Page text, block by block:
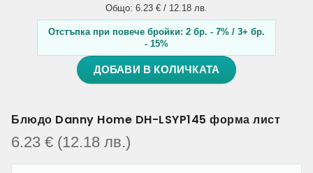
Общо: 6.23 € / 12.18 лв.
Отстъпка при повече бройки: 2 бр. - 7% / 3+ бр.
- 15%
ДОБАВИ В КОЛИЧКАТА
Блюдо Danny Home DH-LSYP145 форма лист
6.23 € (12.18 лв.)